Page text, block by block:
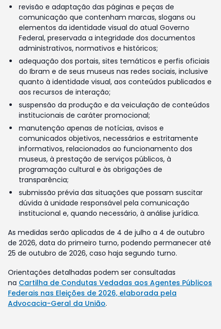
revisão e adaptação das páginas e peças de
comunicação que contenham marcas, slogans ou
elementos da identidade visual do atual Governo
Federal, preservada a integridade dos documentos
administrativos, normativos e históricos;
adequação dos portais, sites temáticos e perfis oficiais
do Ibram e de seus museus nas redes sociais, inclusive
quanto à identidade visual, aos conteúdos publicados e
aos recursos de interação;
suspensão da produção e da veiculação de conteúdos
institucionais de caráter promocional;
manutenção apenas de notícias, avisos e
comunicados objetivos, necessários e estritamente
informativos, relacionados ao funcionamento dos
museus, à prestação de serviços públicos, à
programação cultural e às obrigações de
transparência;
submissão prévia das situações que possam suscitar
dúvida à unidade responsável pela comunicação
institucional e, quando necessário, à análise jurídica.
As medidas serão aplicadas de 4 de julho a 4 de outubro
de 2026, data do primeiro turno, podendo permanecer até
25 de outubro de 2026, caso haja segundo turno.
Orientações detalhadas podem ser consultadas
na Cartilha de Condutas Vedadas aos Agentes Públicos
Federais nas Eleições de 2026, elaborada pela
Advocacia-Geral da União.